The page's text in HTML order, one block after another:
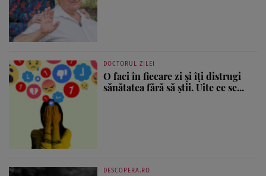
DOCTORUL ZILEI
O faci în fiecare zi și îți distrugi
sănătatea fără să știi. Uite ce se...
DESCOPERA.RO